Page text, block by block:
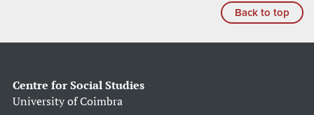
Back to top
Centre for Social Studies
University of Coimbra